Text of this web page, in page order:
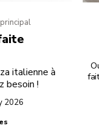
italienne à
besoin !
2026